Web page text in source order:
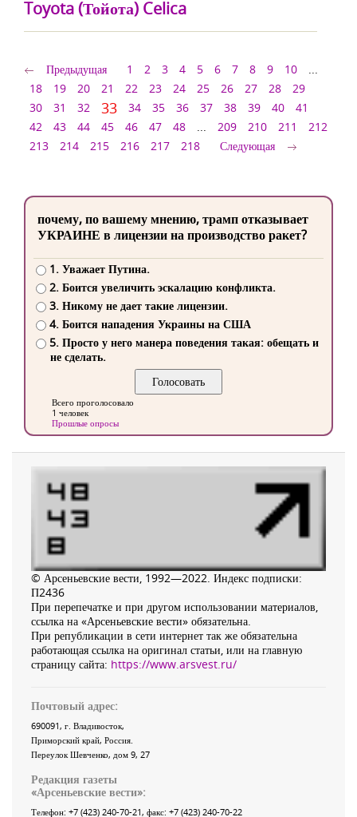
Toyota (Тойота) Celica
Предыдущая 1 2 3 4 5 6 7 8 9 10
...
18
19 20 21 22 23 24 25 26 27 28
29
30
31 32 33 34 35 36 37 38 39 40
41
42
43 44 45 46 47 48 ... 209 210 211
212
213
214 215 216 217 218 Следующая
почему, по вашему мнению, трамп отказывает
УКРАИНЕ в лицензии на производство ракет?
1. Уважает Путина.
2. Боится увеличить эскалацию конфликта.
3. Никому не дает такие лицензии.
4. Боится нападения Украины на США
5. Просто у него манера поведения такая: обещать и
не сделать.
Всего проголосовало
1 человек
Прошлые опросы
© Арсеньевские вести, 1992—2022. Индекс подписки:
П2436
При перепечатке и при другом использовании материалов,
ссылка на «Арсеньевские вести» обязательна.
При републикации в сети интернет так же обязательна
работающая ссылка на оригинал статьи, или на главную
страницу сайта: https://www.arsvest.ru/
Почтовый адрес:
690091, г. Владивосток,
Приморский край, Россия
Переулок Шевченко, дом 9, 27
Редакция газеты
«Арсеньевские вести»:
Телефон: +7 (423) 240-70-21, факс: +7 (423) 240-70-22